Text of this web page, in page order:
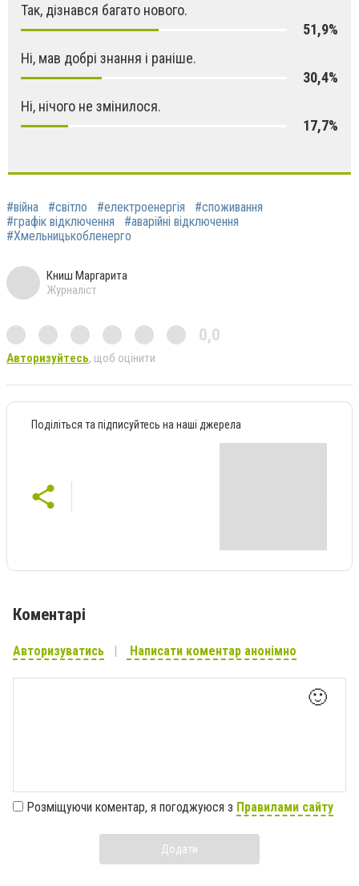
Так, дізнався багато нового.
51,9%
Ні, мав добрі знання і раніше.
30,4%
Ні, нічого не змінилося.
17,7%
#війна #світло #електроенергія
#споживання
#графік відключення
#аварійні відключення
#Хмельницькобленерго
Книш Маргарита
Журналіст
0,0
Авторизуйтесь, щоб оцінити
Поділіться та підписуйтесь на наші джерела
Коментарі
Авторизуватись Написати коментар анонімно
🙂
Розміщуючи коментар, я погоджуюся з Правилами сайту
Додати